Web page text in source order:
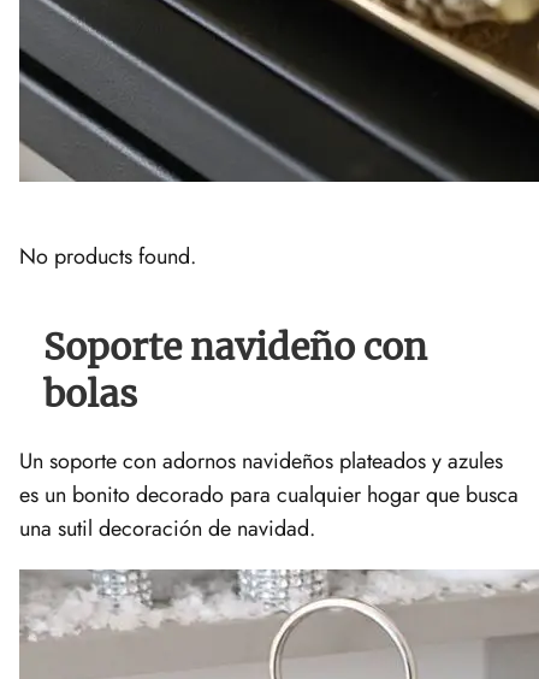
No products found.
Soporte navideño con
bolas
Un soporte con adornos navideños plateados y azules
es un bonito decorado para cualquier hogar que busca
una sutil decoración de navidad.